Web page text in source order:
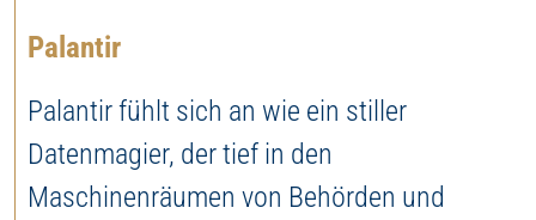
Palantir
Palantir fühlt sich an wie ein stiller
Datenmagier, der tief in den
Maschinenräumen von Behörden und